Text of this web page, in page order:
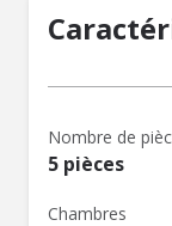
Nombre de
5 pièces
Chambres